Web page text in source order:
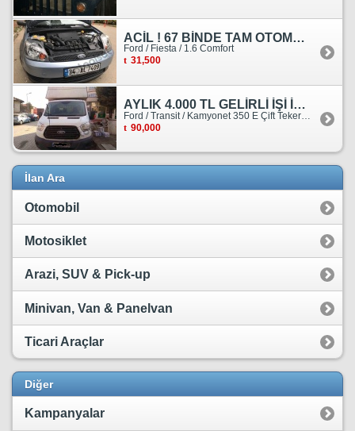
ACİL ! 67 BİNDE TAM OTOMATİK FORD FİESTA
Ford / Fiesta / 1.6 Comfort
31,500
AYLIK 4.000 TL GELİRLİ İŞİ İLE BİRLİKTE SATILIKTIR.
90,000
İlan Ara
Otomobil
Motosiklet
Arazi, SUV & Pick-up
Minivan, Van & Panelvan
Ticari Araçlar
Diğer
Kampanyalar